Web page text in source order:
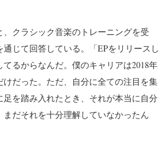
クラシック音楽のトレーニングを受
じて回答している。「EPをリリースし
るからなんだ。僕のキャリアは2018年
だった。ただ、自分に全ての注目を集
を踏み入れたとき、それが本当に自分
だそれを十分理解していなかったん